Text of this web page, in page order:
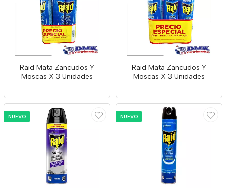
Raid Mata Zancudos Y
Moscas X 3 Unidades
Raid Mata Zancudos Y
Moscas X 3 Unidades
NUEVO NUEVO